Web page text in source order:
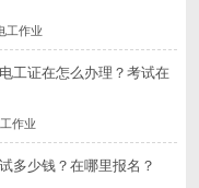
工作业
工证在怎么办理？考试在
作业
多少钱？在哪里报名？